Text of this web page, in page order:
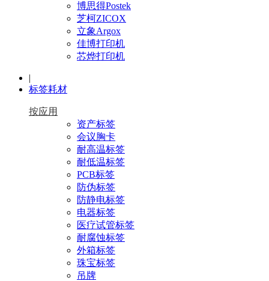
博思得Postek
芝柯ZICOX
立象Argox
佳博打印机
芯烨打印机
|
标签耗材
按应用
资产标签
会议胸卡
耐高温标签
耐低温标签
PCB标签
防伪标签
防静电标签
电器标签
医疗试管标签
耐腐蚀标签
外箱标签
珠宝标签
吊牌